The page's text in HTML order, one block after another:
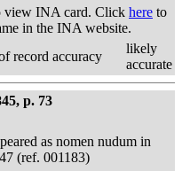
view INA card. Click here to
in the INA website.
record accuracy
likely
accurate
p. 73
as nomen nudum in
(ref. 001183)